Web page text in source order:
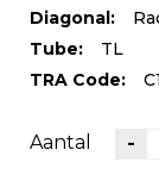
Diagonal:
Tube:
TL
TRA Code:
Aantal -